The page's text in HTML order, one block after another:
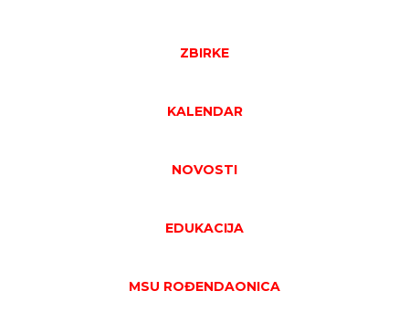
ZBIRKE
KALENDAR
NOVOSTI
EDUKACIJA
MSU ROĐENDAONICA